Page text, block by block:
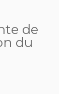
de
du